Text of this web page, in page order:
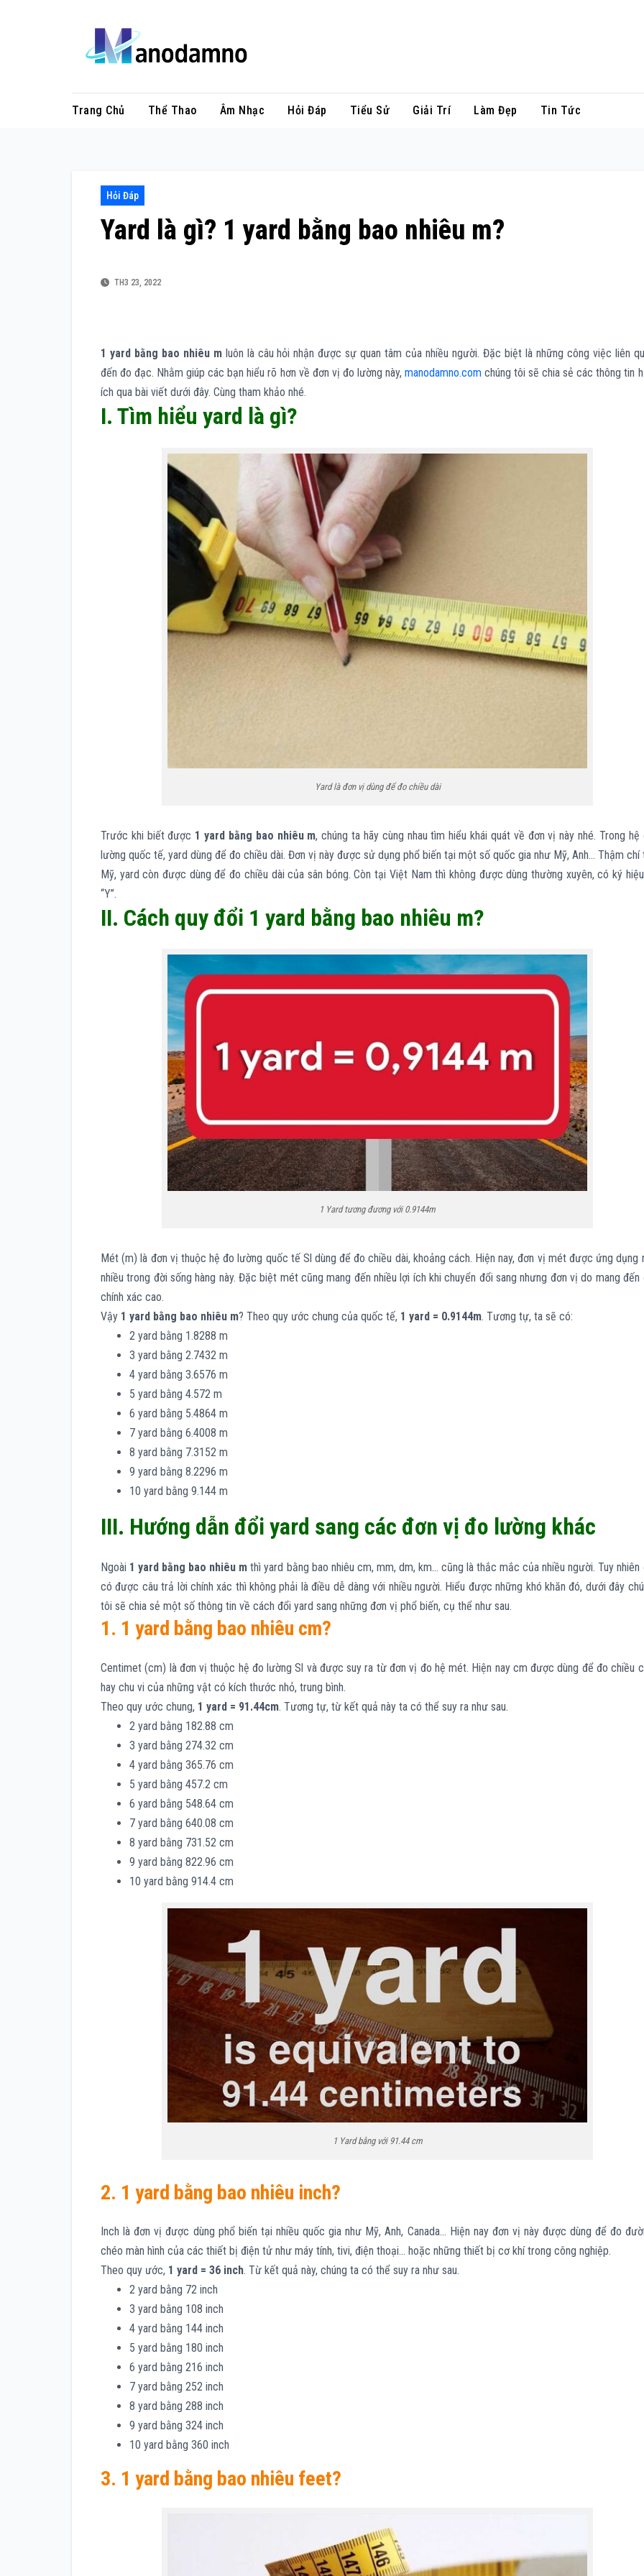
Trang Chủ Thể Thao Âm Nhạc Hỏi Đáp Tiểu Sử Giải Trí Làm Đẹp Tin Tức
Hỏi Đáp
Yard là gì? 1 yard bằng bao nhiêu m?
TH3 23, 2022
1 yard bằng bao nhiêu mluôn là câu hỏi nhận được sự quan tâm của nhiều người. Đặc biệt là những công việc liên
đến đo đạc. Nhằm giúp các bạn hiểu rõ hơn về đơn vị đo lường này, manodamno.comchúng tôi sẽ chia sẻ các thông tin
ích qua bài viết dưới đây. Cùng tham khảo nhé.
I. Tìm hiểu yard là gì?
Yard là đơn vị dùng để đo chiều dài
Trước khi biết được 1 yard bằng bao nhiêu m, chúng ta hãy cùng nhau tìm hiểu khái quát về đơn vị này nhé. Trong hệ
lường quốc tế, yard dùng để đo chiều dài. Đơn vị này được sử dụng phổ biến tại một số quốc gia như Mỹ, Anh… Thậm chí
Mỹ, yard còn được dùng để đo chiều dài của sân bóng. Còn tại Việt Nam thì không được dùng thường xuyên, có ký
“Y”.
II. Cách quy đổi 1 yard bằng bao nhiêu m?
1 Yard tương đương với 0.9144m
Mét (m) là đơn vị thuộc hệ đo lường quốc tế Sl dùng để đo chiều dài, khoảng cách. Hiện nay, đơn vị mét được ứng dụng
nhiều trong đời sống hàng này. Đặc biệt mét cũng mang đến nhiều lợi ích khi chuyển đổi sang nhưng đơn vị do mang đến
chính xác cao.
Vậy 1 yard bằng bao nhiêu m? Theo quy ước chung của quốc tế, 1 yard = 0.9144m. Tương tự, ta sẽ có:
2 yard bằng 1.8288 m
3 yard bằng 2.7432 m
4 yard bằng 3.6576 m
5 yard bằng 4.572 m
6 yard bằng 5.4864 m
7 yard bằng 6.4008 m
8 yard bằng 7.3152 m
9 yard bằng 8.2296 m
10 yard bằng 9.144 m
III. Hướng dẫn đổi yard sang các đơn vị đo lường khác
Ngoài 1 yard bằng bao nhiêu m thì yard bằng bao nhiêu cm, mm, dm, km… cũng là thắc mắc của nhiều người. Tuy nhiên
có được câu trả lời chính xác thì không phải là điều dễ dàng với nhiều người. Hiểu được những khó khăn đó, dưới đây
tôi sẽ chia sẻ một số thông tin về cách đổi yard sang những đơn vị phổ biến, cụ thể như sau.
1. 1 yard bằng bao nhiêu cm?
Centimet (cm) là đơn vị thuộc hệ đo lường Sl và được suy ra từ đơn vị đo hệ mét. Hiện nay cm được dùng để đo chiều
hay chu vi của những vật có kích thước nhỏ, trung bình.
Theo quy ước chung, 1 yard = 91.44cm. Tương tự, từ kết quả này ta có thể suy ra như sau.
2 yard bằng 182.88 cm
3 yard bằng 274.32 cm
4 yard bằng 365.76 cm
5 yard bằng 457.2 cm
6 yard bằng 548.64 cm
7 yard bằng 640.08 cm
8 yard bằng 731.52 cm
9 yard bằng 822.96 cm
10 yard bằng 914.4 cm
1 Yard bằng với 91.44 cm
2. 1 yard bằng bao nhiêu inch?
Inch là đơn vị được dùng phổ biến tại nhiều quốc gia như Mỹ, Anh, Canada… Hiện nay đơn vị này được dùng để đo
chéo màn hình của các thiết bị điện tử như máy tính, tivi, điện thoại… hoặc những thiết bị cơ khí trong công nghiệp.
Theo quy ước, 1 yard = 36 inch. Từ kết quả này, chúng ta có thể suy ra như sau.
2 yard bằng 72 inch
3 yard bằng 108 inch
4 yard bằng 144 inch
5 yard bằng 180 inch
6 yard bằng 216 inch
7 yard bằng 252 inch
8 yard bằng 288 inch
9 yard bằng 324 inch
10 yard bằng 360 inch
3. 1 yard bằng bao nhiêu feet?